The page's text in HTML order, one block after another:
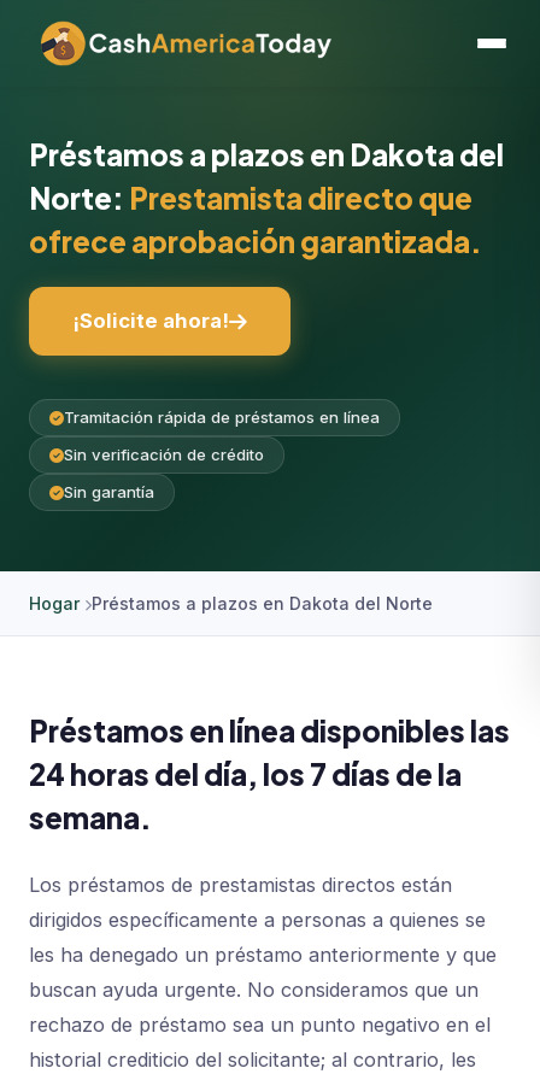
Préstamos a plazos en Dakota del
Norte: Prestamista directo que
ofrece aprobación garantizada.
¡Solicite ahora!
Tramitación rápida de préstamos en línea
Sin verificación de crédito
Sin garantía
Hogar Préstamos a plazos en Dakota del Norte
Préstamos en línea disponibles las
24 horas del día, los 7 días de la
semana.
Los préstamos de prestamistas directos están
dirigidos específicamente a personas a quienes se
les ha denegado un préstamo anteriormente y que
buscan ayuda urgente. No consideramos que un
rechazo de préstamo sea un punto negativo en el
historial crediticio del solicitante; al contrario, les